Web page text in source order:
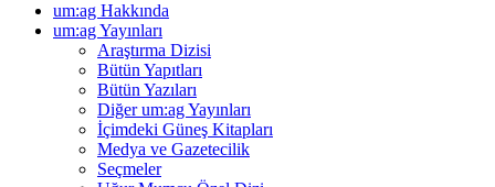
um:ag Hakkında
um:ag Yayınları
Araştırma Dizisi
Bütün Yapıtları
Bütün Yazıları
Diğer um:ag Yayınları
İçimdeki Güneş Kitapları
Medya ve Gazetecilik
Seçmeler